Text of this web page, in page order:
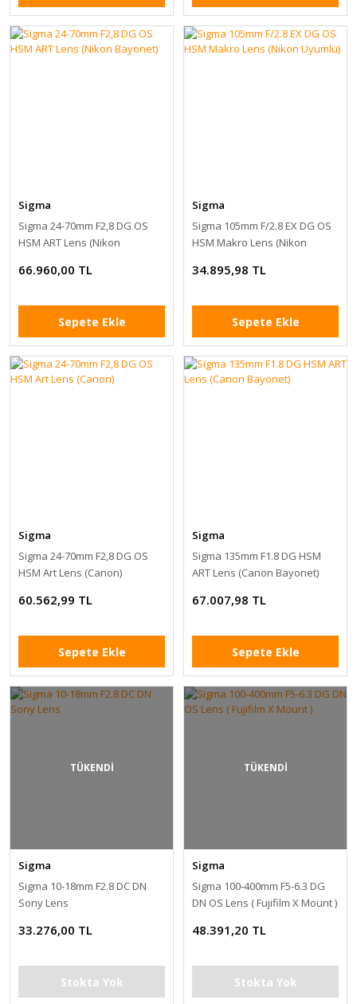
Sigma
Sigma 24-70mm F2,8 DG OS
HSM ART Lens (Nikon
66.960,00 TL
Sepete Ekle
Sigma
Sigma 105mm F/2.8 EX DG OS
HSM Makro Lens (Nikon
34.895,98 TL
Sepete Ekle
Sigma
Sigma 24-70mm F2,8 DG OS
HSM Art Lens (Canon)
60.562,99 TL
Sepete Ekle
Sigma
Sigma 135mm F1.8 DG HSM
ART Lens (Canon Bayonet)
67.007,98 TL
Sepete Ekle
TÜKENDİ
Sigma
Sigma 10-18mm F2.8 DC DN
Sony Lens
33.276,00 TL
Stokta Yok
TÜKENDİ
Sigma
Sigma 100-400mm F5-6.3 DG
DN OS Lens ( Fujifilm X Mount )
48.391,20 TL
Stokta Yok